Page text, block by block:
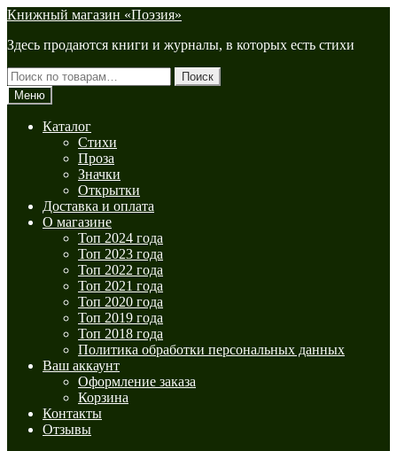
Перейти
навигации
Перейти
содержимому
Книжный магазин «Поэзия»
Здесь продаются книги и журналы, в которых есть стихи
Искать:
Поиск
Меню
Каталог
Стихи
Проза
Значки
Открытки
Доставка и оплата
О магазине
Топ 2024 года
Топ 2023 года
Топ 2022 года
Топ 2021 года
Топ 2020 года
Топ 2019 года
Топ 2018 года
Политика обработки персональных данных
Ваш аккаунт
Оформление заказа
Корзина
Контакты
Отзывы